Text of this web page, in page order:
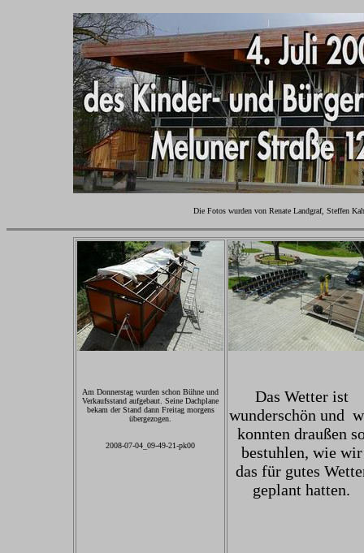
Die Fotos wurden von Renate Landgraf, Steffen
Am Donnerstag wurden schon Bühne und
Verkaufsstand aufgebaut. Seine Dachplane
bekam der Stand dann Freitag morgens
übergezogen.
2008-07-04_09-49-21-pk00
Das Wetter ist
wunderschön und
konnten draußen
bestuhlen, wie wir
das für gutes
geplant hatten.